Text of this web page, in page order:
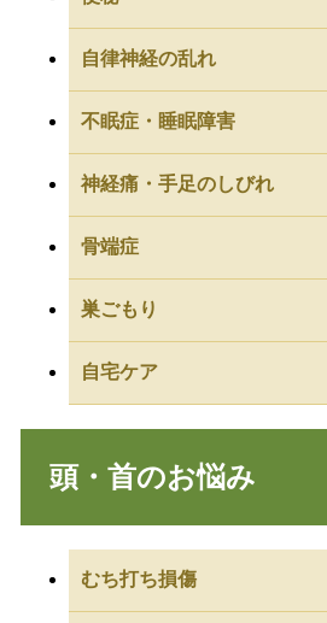
自律神経の乱れ
不眠症・睡眠障害
神経痛・手足のしびれ
骨端症
巣ごもり
自宅ケア
頭・首のお悩み
むち打ち損傷